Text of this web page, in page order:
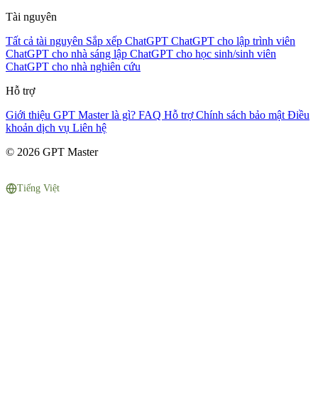
Tài nguyên
Tất cả tài nguyên Sắp xếp ChatGPT ChatGPT cho lập trình viên
ChatGPT cho nhà sáng lập ChatGPT cho học sinh/sinh viên
ChatGPT cho nhà nghiên cứu
Hỗ trợ
Giới thiệu GPT Master là gì? FAQ Hỗ trợChính sách bảo mật Điều
khoản dịch vụ Liên hệ
© 2026 GPT Master
Tiếng Việt